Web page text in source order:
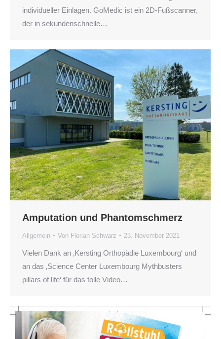
individueller Einlagen. GoMedic ist ein 2D-Fußscanner,
der in sekundenschnelle…
Amputation und Phantomschmerz
Allgemein Von Florian Schwarz 23. November 2021
Vielen Dank an ‚Kersting Orthopädie Luxembourg‘ und
an das ‚Science Center Luxembourg Mythbusters
pillars of life‘ für das tolle Video…